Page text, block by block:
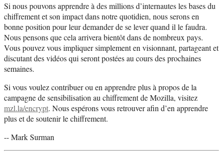
Si nous pouvons apprendre à des millions d’internautes les bases du
chiffrement et son impact dans notre quotidien, nous serons en
bonne position pour leur demander de se lever quand il le faudra.
Nous pensons que cela arrivera bientôt dans de nombreux pays.
Vous pouvez vous impliquer simplement en visionnant, partageant et
discutant des vidéos qui seront postées au cours des prochaines
semaines.
Si vous voulez contribuer ou en apprendre plus à propos de la
campagne de sensibilisation au chiffrement de Mozilla, visitez
mzl.la/encrypt. Nous espérons vous retrouver afin d’en apprendre
plus et de soutenir le chiffrement.
-- Mark Surman